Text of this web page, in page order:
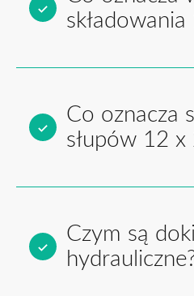
składowania
Co oznacza
słupów 12 x
Czym są doki